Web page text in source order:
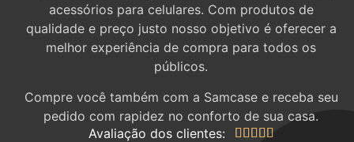
acessórios para celulares. Com produtos de
qualidade e preço justo nosso objetivo é oferecer a
melhor experiência de compra para todos os
públicos.
Compre você também com a Samcase e receba seu
pedido com rapidez no conforto de sua casa.
Avaliação dos clientes:
    